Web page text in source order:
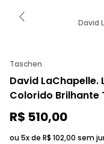
David
Taschen
David LaChapelle.
Colorido Brilhante
R$ 510,00
ou 5x de R$ 102,00 sem